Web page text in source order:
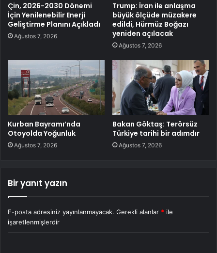
Çin, 2026-2030 Dönemi
İçin Yenilenebilir Enerji
Geliştirme Planını Açıkladı
Ağustos 7, 2026
Trump: İran ile anlaşma
büyük ölçüde müzakere
edildi, Hürmüz Boğazı
yeniden açılacak
Ağustos 7, 2026
Kurban Bayramı’nda
Otoyolda Yoğunluk
Ağustos 7, 2026
Bakan Göktaş: Terörsüz
Türkiye tarihi bir adımdır
Ağustos 7, 2026
Bir yanıt yazın
E-posta adresiniz yayınlanmayacak. Gerekli alanlar * ile
işaretlenmişlerdir